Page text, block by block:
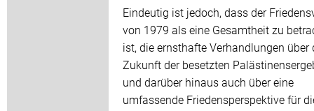
Eindeutig ist jedoch, dass der
von 1979 als eine Gesamtheit zu
ist, die ernsthafte Verhandlungen über
Zukunft der besetzten
und darüber hinaus auch über eine
umfassende Friedensperspektive für